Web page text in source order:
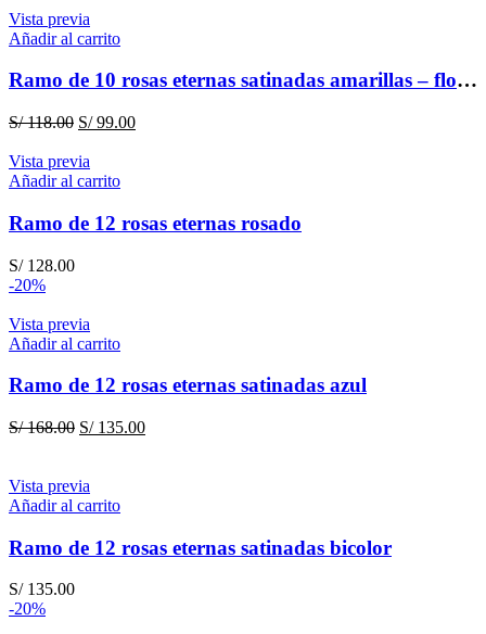
S/ 28.00.
Vista previa
Añadir al carrito
Ramo de 10 rosas eternas satinadas amarillas – flores amarillas
S/118.00 El
original
era:
S/99.00El
Vista previa
Añadir al carrito
Ramo de 12 rosas eternas rosado
S/128.00
-20%
Vista previa
Añadir al carrito
Ramo de 12 rosas eternas satinadas azul
S/168.00 El
era:
S/ 168.00.
S/135.00El
Vista previa
Añadir al carrito
Ramo de 12 rosas eternas satinadas bicolor
S/135.00
-20%